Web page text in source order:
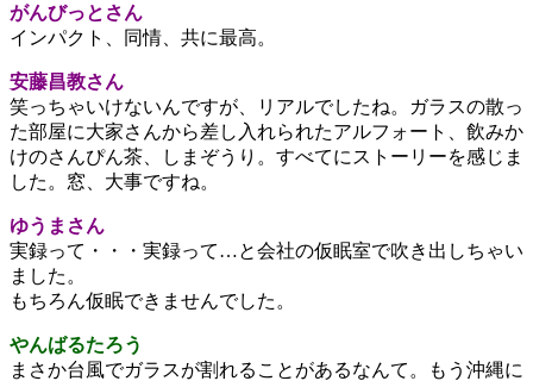
がんびっとさん
インパクト、同情、共に最高。
安藤昌教さん
笑っちゃいけないんですが、リアルでしたね。ガラスの散っ
た部屋に大家さんから差し入れられたアルフォート、飲みか
けのさんぴん茶、しまぞうり。すべてにストーリーを感じま
した。窓、大事ですね。
ゆうまさん
実録って・・・実録って…と会社の仮眠室で吹き出しちゃい
ました。
もちろん仮眠できませんでした。
やんばるたろう
まさか台風でガラスが割れることがあるなんて。もう沖縄に